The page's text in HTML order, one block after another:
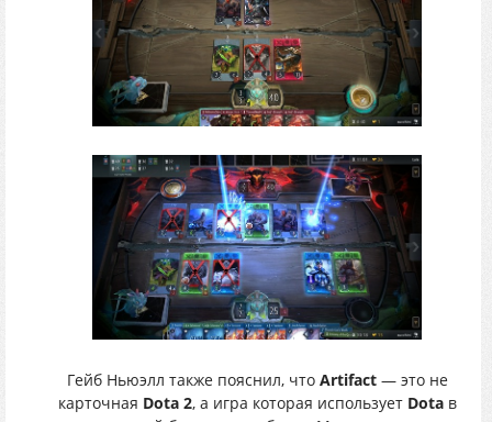
Гейб Ньюэлл также пояснил, что Artifact— это не
карточная Dota 2, а игра которая использует Dotaв